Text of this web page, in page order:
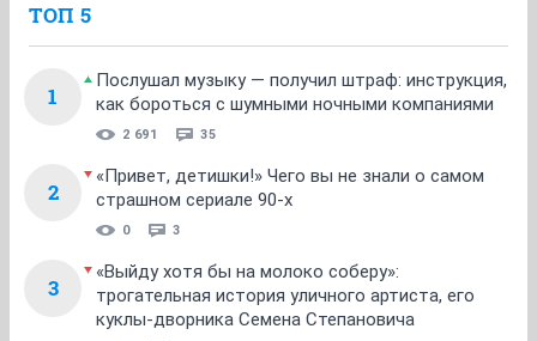
ТОП 5
1
Послушал музыку — получил штраф: инструкция,
как бороться с шумными ночными компаниями
2 691 35
2
«Привет, детишки!» Чего вы не знали о самом
страшном сериале 90-х
0 3
3
«Выйду хотя бы на молоко соберу»:
трогательная история уличного артиста, его
куклы-дворника Семена Степановича